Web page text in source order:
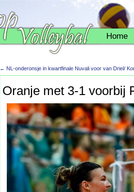
Home
← NL-onderonsje in kwartfinale Nuvali voor van Driel/
Oranje met 3-1 voorbij